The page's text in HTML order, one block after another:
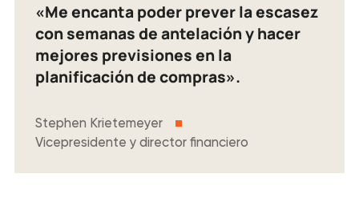
«Me encanta poder prever la escasez
con semanas de antelación y hacer
mejores previsiones en la
planificación de compras».
Stephen Krietemeyer
Vicepresidente y director financiero